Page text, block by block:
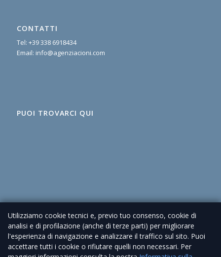
CONTATTI
Tel: +39 338 6918434
Email: info@agenziacioni.com
PUOI TROVARCI QUI
Utilizziamo cookie tecnici e, previo tuo consenso, cookie di
analisi e di profilazione (anche di terze parti) per migliorare
l'esperienza di navigazione e analizzare il traffico sul sito. Puoi
accettare tutti i cookie o rifiutare quelli non necessari. Per